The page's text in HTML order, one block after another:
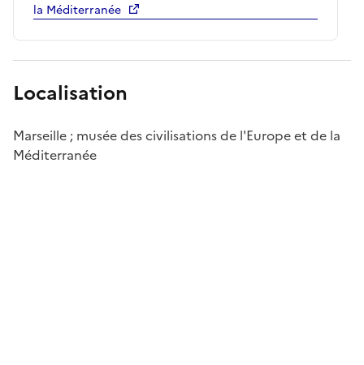
la Méditerranée
Localisation
Marseille ; musée des civilisations de l'Europe et de la
Méditerranée